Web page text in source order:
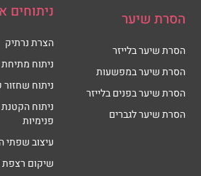
הסרת שיער
הסרת שיער בלייזר
הסרת שיער במפשעות
הסרת שיער בפנים בלייזר
הסרת שיער לגברים
ניתוחים
הצרת נרתיק
ניתוח מתיחת
ניתוח שחזור
ניתוח
פנימיות
עיצוב שפתי
שיקום רצפת